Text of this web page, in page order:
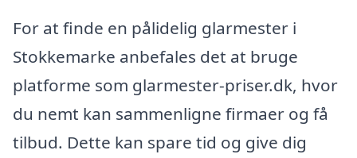
For at finde en pålidelig glarmester i
Stokkemarke anbefales det at bruge
platforme som glarmester-priser.dk, hvor
du nemt kan sammenligne firmaer og få
tilbud. Dette kan spare tid og give dig